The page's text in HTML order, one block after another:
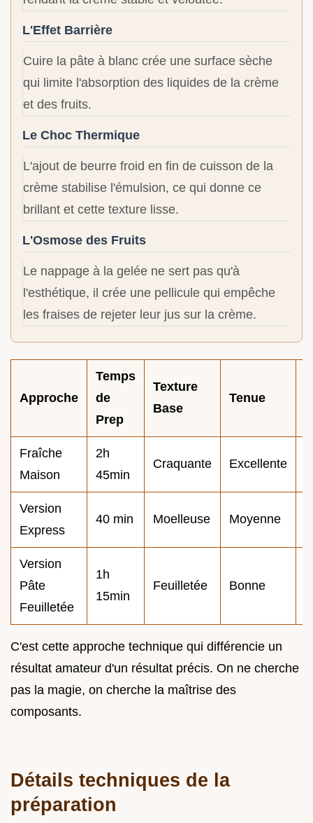
L'Effet Barrière
Cuire la pâte à blanc crée une surface sèche
qui limite l'absorption des liquides de la crème
et des fruits.
Le Choc Thermique
L'ajout de beurre froid en fin de cuisson de la
crème stabilise l'émulsion, ce qui donne ce
brillant et cette texture lisse.
L'Osmose des Fruits
Le nappage à la gelée ne sert pas qu'à
l'esthétique, il crée une pellicule qui empêche
les fraises de rejeter leur jus sur la crème.
Approche
Temps
de
Prep
Texture
Base
Tenue
Fraîche
Maison
2h
45min
Craquante Excellente
Version
Express
40 min Moelleuse Moyenne
Version
Pâte
Feuilletée
1h
15min
Feuilletée Bonne
C'est cette approche technique qui différencie un
résultat amateur d'un résultat précis. On ne cherche
pas la magie, on cherche la maîtrise des
composants.
Détails techniques de la
préparation